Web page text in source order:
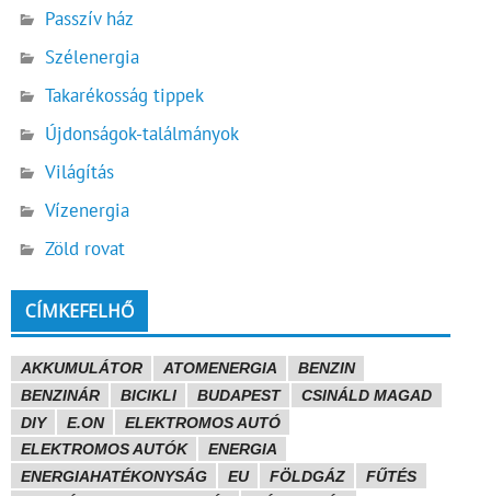
Passzív ház
Szélenergia
Takarékosság tippek
Újdonságok-találmányok
Világítás
Vízenergia
Zöld rovat
CÍMKEFELHŐ
AKKUMULÁTOR ATOMENERGIA
BENZIN
BENZINÁR
BICIKLI BUDAPEST
CSINÁLD MAGAD
DIY
E.ON
ELEKTROMOS AUTÓ
ELEKTROMOS AUTÓK
ENERGIA
ENERGIAHATÉKONYSÁG
EU FÖLDGÁZ
FŰTÉS